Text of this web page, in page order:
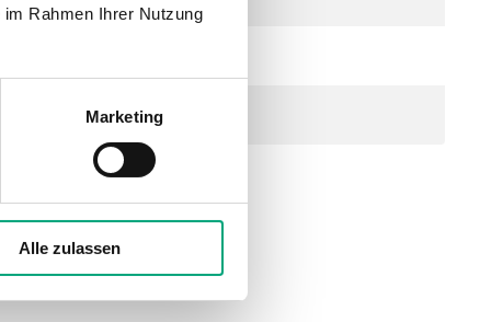
Rahmen Ihrer Nutzung
Marketing
Alle zulassen